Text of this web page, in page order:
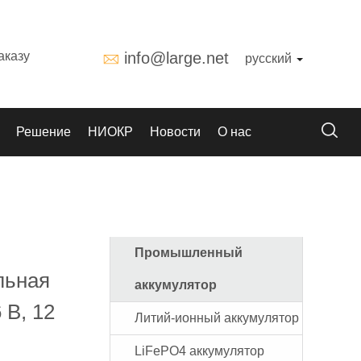
info@large.net русский
Решение НИОКР Новости О нас
В, 12
Промышленный
аккумулятор
Литий-ионный аккумулятор
LiFePO4 аккумулятор